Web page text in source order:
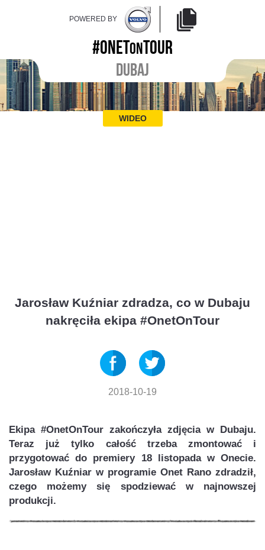
POWERED BY
#ONETONTOUR
DUBAJ
WIDEO
Jarosław Kuźniar zdradza, co w Dubaju
nakręciła ekipa #OnetOnTour
2018-10-19
Ekipa #OnetOnTour zakończyła zdjęcia w Dubaju.
Teraz już tylko całość trzeba zmontować i
przygotować do premiery 18 listopada w Onecie.
Jarosław Kuźniar w programie Onet Rano zdradził,
czego możemy się spodziewać w najnowszej
produkcji.